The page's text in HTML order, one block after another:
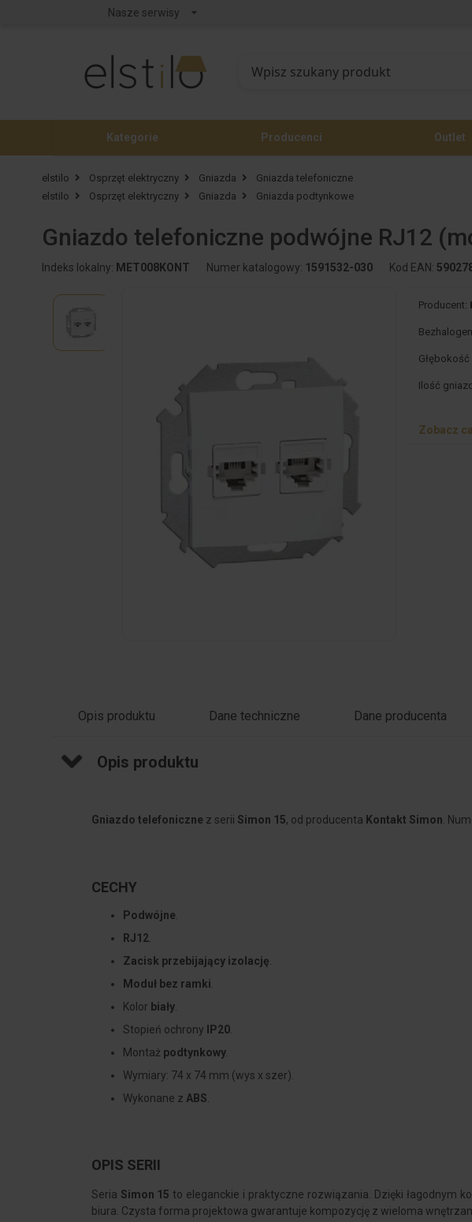
Nasze serwisy
Kategorie Producenci Outlet
elstilo Osprzęt elektryczny Gniazda
Gniazda telefoniczne
elstilo
Osprzęt elektryczny Gniazda Gniazda podtynkowe
Gniazdo telefoniczne podwójne RJ12
Indeks lokalny: MET008KONT Numer katalogowy: 1591532-030 Kod EAN:
Producent:
Głębokość
Ilość
Zobacz
Opis produktu Dane techniczne Dane producenta
Opis produktu
Gniazdo telefoniczne z serii Simon 15, od producenta Kontakt Simon.
CECHY
Podwójne
RJ12.
Zacisk przebijający izolację
Moduł bez ramki
Kolor biały.
Stopień ochrony
IP20.
Montaż podtynkowy.
Wymiary: 74 x 74 mm (wys x szer).
Wykonane z ABS
OPIS SERII
Seria Simon 15 to eleganckie i praktyczne rozwiązania. Dzięki łagodnym
biura. Czysta forma projektowa gwarantuje kompozycję z wieloma